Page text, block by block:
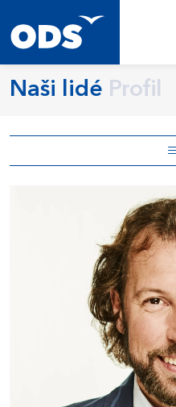
Naši lidé Profil